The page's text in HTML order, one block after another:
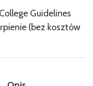
Guidelines
(bez kosztów